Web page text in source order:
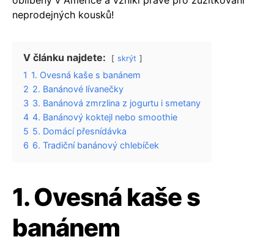
neprodejných kousků!
V článku najdete: skrýt
1 1. Ovesná kaše s banánem
2 2. Banánové lívanečky
3 3. Banánová zmrzlina z jogurtu i smetany
4 4. Banánový koktejl nebo smoothie
5 5. Domácí přesnídávka
6 6. Tradiční banánový chlebíček
1. Ovesná kaše s
banánem